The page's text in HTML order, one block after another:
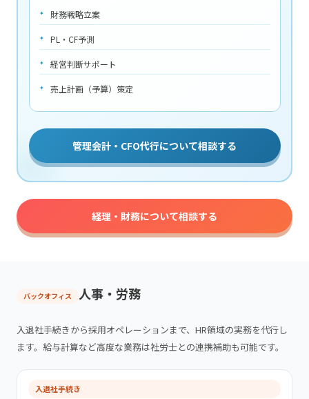
財務戦略立案
PL・CF予測
経営判断サポート
売上計画（予算）策定
管理会計・CFO代行について相談する
経理・財務について相談する
バックオフィス 人事・労務
入退社手続きから採用オペレーションまで、HR領域の実務を代行し
ます。給与計算など高度な業務は社労士との連携補助も可能です。
入退社手続き